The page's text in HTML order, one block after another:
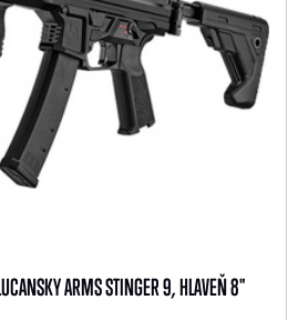
ARMS STINGER 9, HLAVEŇ 8"